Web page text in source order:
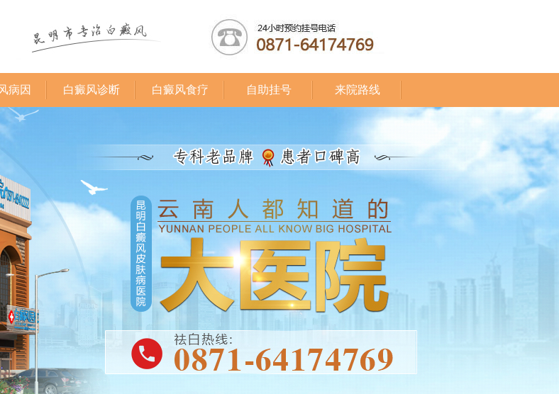
病因 白癜风诊断 白癜风食疗 自助挂号 来院路线